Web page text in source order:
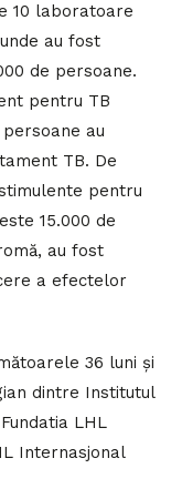
10 laboratoare
au fost
de persoane.
pentru TB
au
TB. De
pentru
15.000 de
au fost
a efectelor
36 luni și
dintre Institutul
LHL
Internasjonal